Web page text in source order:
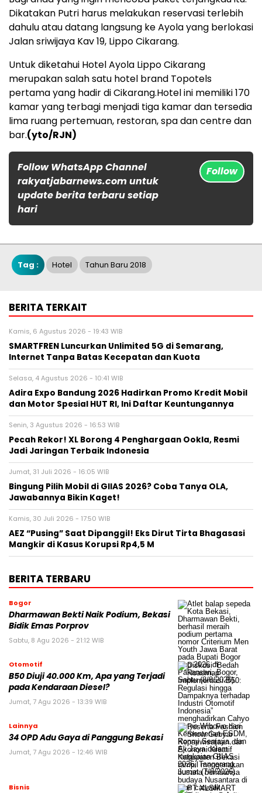
Dikatakan Putri harus melakukan reservasi terlebih
dahulu atau datang langsung ke Ayola yang berlokasi
Jalan sriwijaya Kav 19, Lippo Cikarang.
Untuk diketahui Hotel Ayola Lippo Cikarang
merupakan salah satu hotel brand Topotels
pertama yang hadir di Cikarang.Hotel ini memiliki 170
kamar yang terbagi menjadi tiga kamar dan tersedia
lima ruang pertemuan, restoran, spa dan centre dan
bar.(yto/RJN)
Follow WhatsApp Channel
rakyatjabarnews.com untuk
update berita terbaru setiap
hari
Follow
Tag : Hotel Tahun Baru 2018
BERITA TERKAIT
Kamis, 6 Agustus 2026 - 19:43 WIB
SMARTFREN Luncurkan Unlimited 5G di Semarang,
Internet Tanpa Batas Kecepatan dan Kuota
Selasa, 4 Agustus 2026 - 10:41 WIB
Adira Expo Bandung 2026 Hadirkan Promo Kredit Mobil
dan Motor Spesial HUT RI, Ini Daftar Keuntungannya
Senin, 3 Agustus 2026 - 16:53 WIB
Pecah Rekor! XL Borong 4 Penghargaan Ookla, Resmi
Jadi Jaringan Terbaik Indonesia
Jumat, 31 Juli 2026 - 16:05 WIB
Bingung Pilih Mobil di GIIAS 2026? Coba Tanya OLA,
Jawabannya Bikin Kaget!
Kamis, 30 Juli 2026 - 17:50 WIB
AEZ “Pusing” Saat Dipanggil! Eks Dirut Tirta Bhagasasi
Mangkir di Kasus Korupsi Rp4,5 M
BERITA TERBARU
Bogor
Dharmawan Bekti Naik Podium, Bekasi
Bidik Emas Porprov
Sabtu, 8 Agu 2026 - 21:12 WIB
Otomotif
B50 Diuji 40.000 Km, Apa yang Terjadi
pada Kendaraan Diesel?
Jumat, 7 Agu 2026 - 13:39 WIB
Lainnya
34 OPD Adu Gaya di Panggung Bekasi
Jumat, 7 Agu 2026 - 12:46 WIB
Bisnis